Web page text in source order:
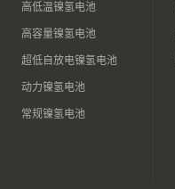
高低温镍氢电池
高容量镍氢电池
超低自放电镍氢电池
动力镍氢电池
常规镍氢电池